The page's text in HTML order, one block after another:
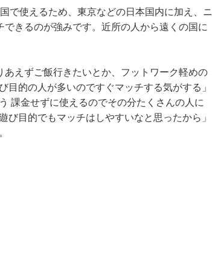
で使えるため、東京などの日本国内に加え、ニ
きるのが強みです。近所の人から遠くの国に
えずご飯行きたいとか、フットワーク軽めの
目的の人が多いのですぐマッチする気がする」
課金せずに使えるのでその分たくさんの人に
目的でもマッチはしやすいなと思ったから」